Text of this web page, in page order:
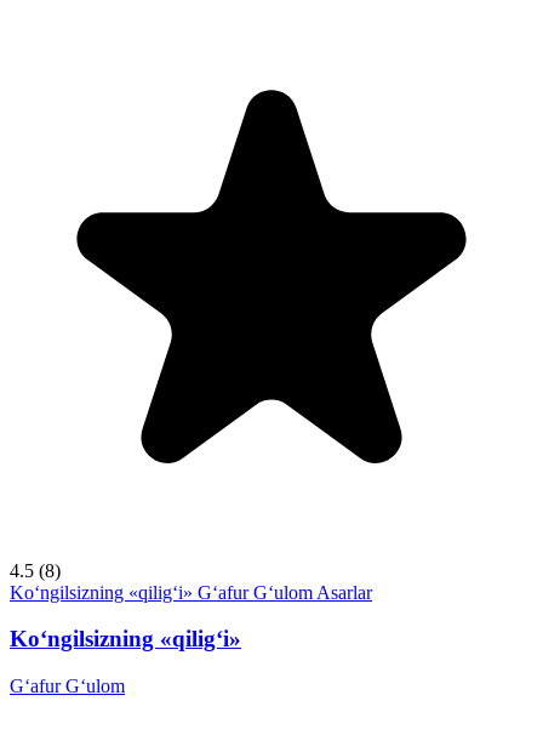
4.5 (8)
Ko‘ngilsizning «qilig‘i» G‘afur G‘ulom Asarlar
Ko‘ngilsizning «qilig‘i»
G‘afur G‘ulom